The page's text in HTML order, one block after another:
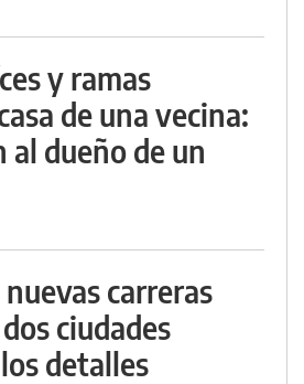
y ramas
de una vecina:
al dueño de un
carreras
ciudades
detalles